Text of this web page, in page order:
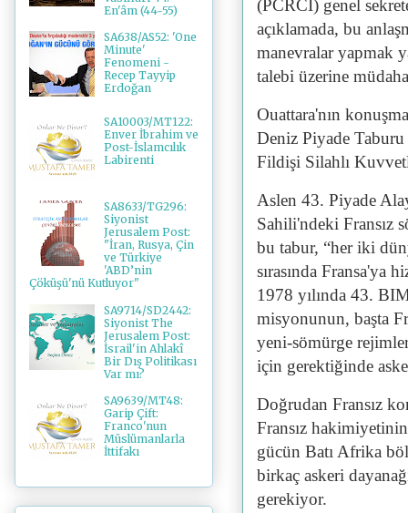
(PCRCI) genel
açıklamada, bu
manevralar yapmak
talebi üzerine
Ouattara'nın
Deniz Piyade
Fildişi Silahlı
Aslen 43. Piyade
Sahili'ndeki Fransız
bu tabur, “her iki
sırasında Fransa'ya
1978 yılında 43.
misyonunun, başta
yeni-sömürge
için gerektiğinde
Doğrudan Fransız
Fransız
gücün Batı Afrika
birkaç askeri
gerekiyor.
En'âm (44-55)
SA638/AS52: 'One
Minute'
Fenomeni -
Recep Tayyip
Erdoğan
SA10003/MT122:
Enver İbrahim ve
Post-İslamcılık
Labirenti
SA8633/TG296:
Siyonist
Jerusalem Post:
"İran, Rusya, Çin
ve Türkiye
'ABD’nin
Çöküşü'nü Kutluyor"
SA9714/SD2442:
Siyonist The
Jerusalem Post:
İsrail'in Ahlakî
Bir Dış Politikası
Var mı?
SA9639/MT48:
Garip Çift:
Franco'nun
Müslümanlarla
İttifakı